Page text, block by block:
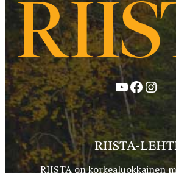
YouTube
Facebook
RIISTA-
RIISTA on korkealuokkainen